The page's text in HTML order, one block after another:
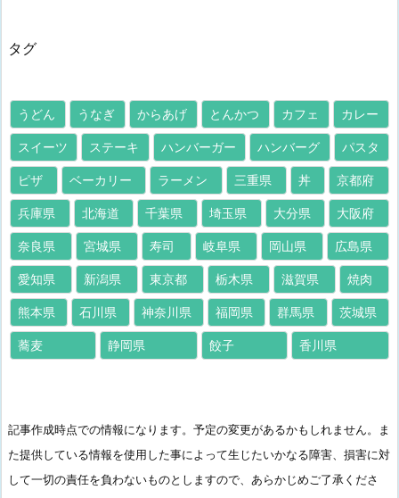
タグ
うどん うなぎ からあげ とんかつ カフェ カレー
スイーツ ステーキ ハンバーガー ハンバーグ パスタ
ピザ ベーカリー ラーメン 三重県 丼 京都府
兵庫県 北海道 千葉県 埼玉県 大分県 大阪府
奈良県 宮城県 寿司 岐阜県 岡山県 広島県
愛知県 新潟県 東京都 栃木県 滋賀県 焼肉
熊本県 石川県 神奈川県 福岡県 群馬県 茨城県
蕎麦 静岡県 餃子 香川県
記事作成時点での情報になります。予定の変更があるかもしれません。ま
た提供している情報を使用した事によって生じたいかなる障害、損害に対
して一切の責任を負わないものとしますので、あらかじめご了承くださ